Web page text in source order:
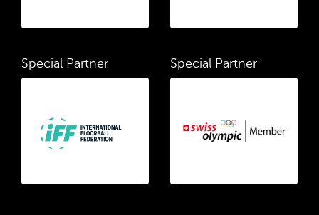
Special Partner Special Partner